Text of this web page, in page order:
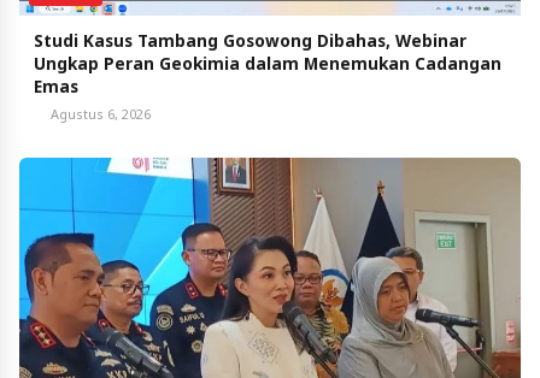
Studi Kasus Tambang Gosowong Dibahas, Webinar
Ungkap Peran Geokimia dalam Menemukan Cadangan
Emas
Agustus 6, 2026